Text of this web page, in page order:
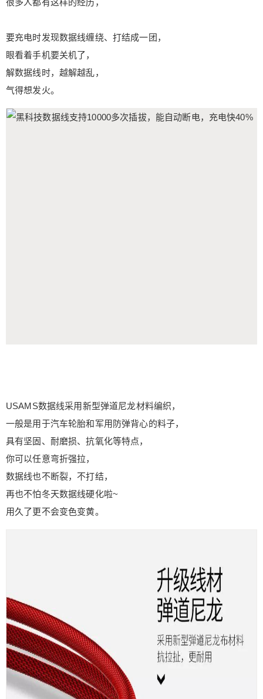
很多人都有这样的经历，
要充电时发现数据线缠绕、打结成一团，
眼看着手机要关机了，
解数据线时，越解越乱，
气得想发火。
USAMS数据线采用新型弹道尼龙材料编织，
一般是用于汽车轮胎和军用防弹背心的料子，
具有坚固、耐磨损、抗氧化等特点，
你可以任意弯折强拉，
数据线也不断裂，不打结，
再也不怕冬天数据线硬化啦~
用久了更不会变色变黄。